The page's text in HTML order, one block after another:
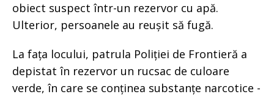
obiect suspect într-un rezervor cu apă.
Ulterior, persoanele au reușit să fugă.
La fața locului, patrula Poliției de Frontieră a
depistat în rezervor un rucsac de culoare
verde, în care se conținea substanțe narcotice -